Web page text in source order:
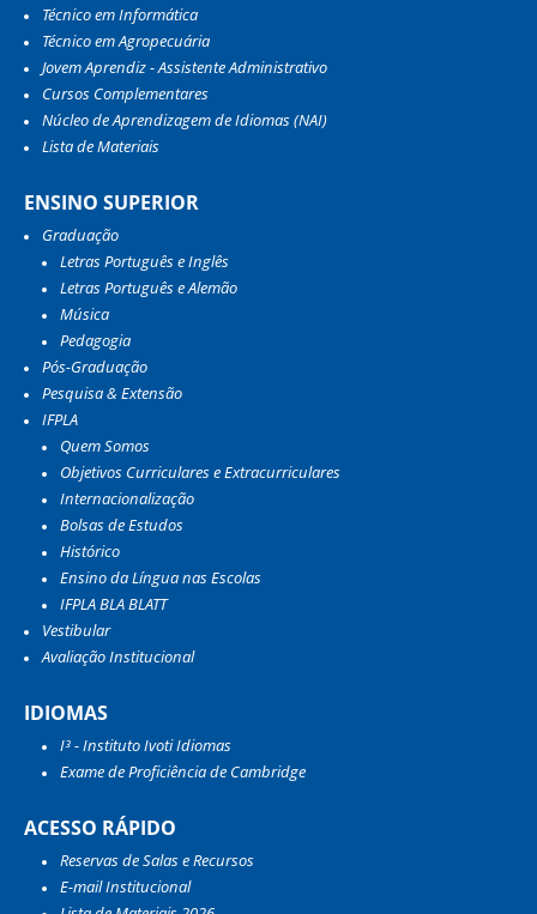
Técnico em Informática
Técnico em Agropecuária
Jovem Aprendiz - Assistente Administrativo
Cursos Complementares
Núcleo de Aprendizagem de Idiomas (NAI)
Lista de Materiais
ENSINO SUPERIOR
Graduação
Letras Português e Inglês
Letras Português e Alemão
Música
Pedagogia
Pós-Graduação
Pesquisa & Extensão
IFPLA
Quem Somos
Objetivos Curriculares e Extracurriculares
Internacionalização
Bolsas de Estudos
Histórico
Ensino da Língua nas Escolas
IFPLA BLA BLATT
Vestibular
Avaliação Institucional
IDIOMAS
I³ - Instituto Ivoti Idiomas
Exame de Proficiência de Cambridge
ACESSO RÁPIDO
Reservas de Salas e Recursos
E-mail Institucional